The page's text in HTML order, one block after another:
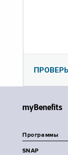
myBenefits
Программы
SNAP